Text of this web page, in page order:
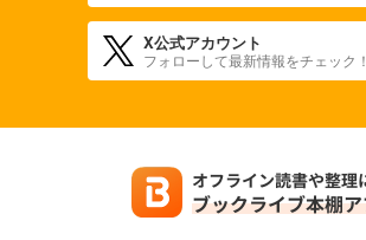
X公式アカウント
フォローして最新情報をチェック！